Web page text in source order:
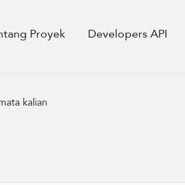
Proyek Developers API
kalian